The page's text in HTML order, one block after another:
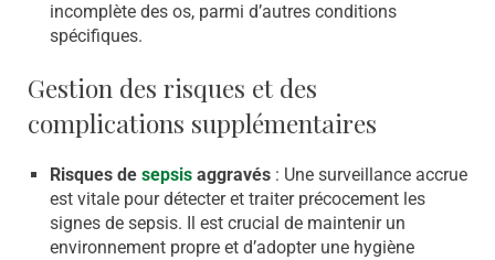
incomplète des os, parmi d’autres conditions
spécifiques.
Gestion des risques et des
complications supplémentaires
Risques de sepsis aggravés : Une surveillance accrue
est vitale pour détecter et traiter précocement les
signes de sepsis. Il est crucial de maintenir un
environnement propre et d’adopter une hygiène